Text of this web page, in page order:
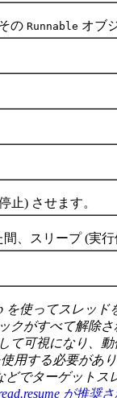
の Runnable オブ
) させます。
スリープ (実行
を使ってスレッ
がすべて解除
可視になり、
用する必要があ
でターゲットス
が推奨